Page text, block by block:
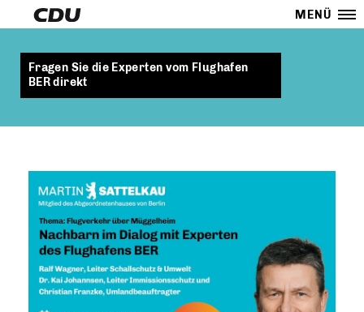
MENÜ
Fragen Sie die Experten vom Flughafen
BER direkt